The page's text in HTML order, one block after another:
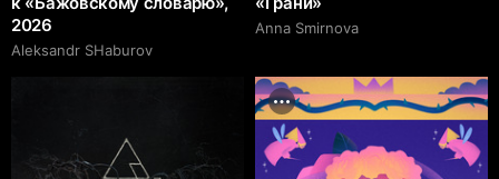
2026
Аleksandr SHaburov
Anna Smirnova